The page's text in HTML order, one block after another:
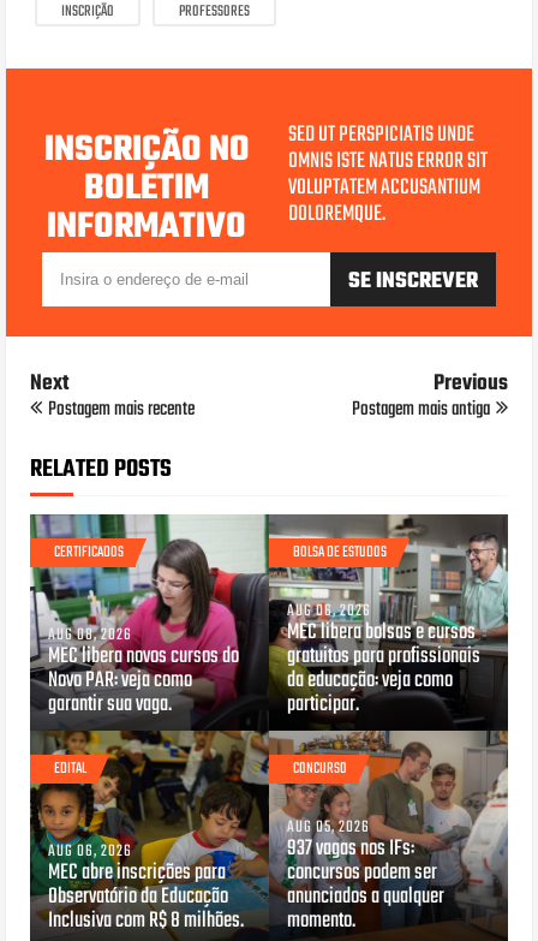
INSCRIÇÃO PROFESSORES
INSCRIÇÃO NO
BOLETIM
INFORMATIVO
SED UT PERSPICIATIS UNDE
OMNIS ISTE NATUS ERROR SIT
VOLUPTATEM ACCUSANTIUM
DOLOREMQUE.
Next
Postagem mais recente
Previous
Postagem mais antiga
RELATED POSTS
CERTIFICADOS
AUG 08, 2026
MEC libera novos cursos do
Novo PAR: veja como
garantir sua vaga.
BOLSA DE ESTUDOS
AUG 06, 2026
MEC libera bolsas e cursos
gratuitos para profissionais
da educação: veja como
participar.
EDITAL
AUG 06, 2026
MEC abre inscrições para
Observatório da Educação
Inclusiva com R$ 8 milhões.
CONCURSO
AUG 05, 2026
937 vagas nos IFs:
concursos podem ser
anunciados a qualquer
momento.